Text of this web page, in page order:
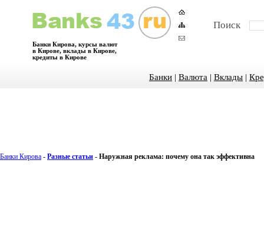
Банки Кирова, курсы валют
в Кирове, вклады в Кирове,
кредиты в Кирове
Поиск
Банки | Валюта | Вклады |
Банки Кирова - Разные статьи - Наружная реклама: почему она так эффективна